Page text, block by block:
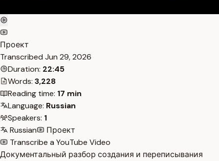
Проект
Transcribed Jun 29, 2026
Duration: 22:45
Words: 3,228
Reading time: 17 min
Language: Russian
Speakers: 1
Russian
Проект
Transcribe a YouTube Video
Документальный разбор создания и переписывания